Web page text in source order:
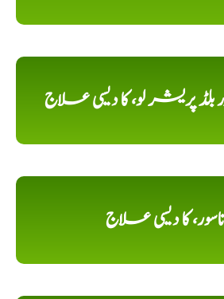
بلڈ پریشر لو، کا دیسی علاج
کا دیسی علاج